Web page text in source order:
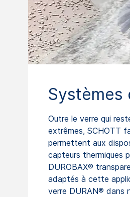
Systèmes
Outre le verre qui
extrêmes, SCHOTT
permettent aux
capteurs thermiques
DUROBAX®
adaptés à cette
verre DURAN® dans